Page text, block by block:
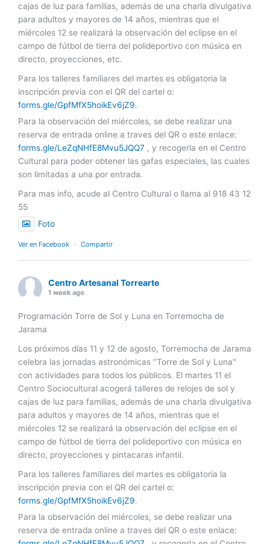
cajas de luz para familias, además de una charla divulgativa
para adultos y mayores de 14 años, mientras que el
miércoles 12 se realizará la observación del eclipse en el
campo de fútbol de tierra del polideportivo con música en
directo, proyecciones, etc.
Para los talleres familiares del martes es obligatoria la
inscripción previa con el QR del cartel o:
forms.gle/GpfMfX5hoikEv6jZ9.
Para la observación del miércoles, se debe realizar una
reserva de entrada online a traves del QR o este enlace:
forms.gle/LeZqNHfE8Mvu5JQQ7 , y recogerla en el Centro
Cultural para poder obtener las gafas especiales, las cuales
son limitadas a una por entrada.
Para mas info, acude al Centro Cultural o llama al 918 43 12
55
Foto
Ver en Facebook · Compartir
Centro Artesanal Torrearte
1 week ago
Programación Torre de Sol y Luna en Torremocha de
Jarama
Los próximos días 11 y 12 de agosto, Torremocha de Jarama
celebra las jornadas astronómicas "Torre de Sol y Luna"
con actividades para todos los públicos. El martes 11 el
Centro Sociocultural acogerá talleres de relojes de sol y
cajas de luz para familias, además de una charla divulgativa
para adultos y mayores de 14 años, mientras que el
miércoles 12 se realizará la observación del eclipse en el
campo de fútbol de tierra del polideportivo con música en
directo, proyecciones y pintacaras infantil.
Para los talleres familiares del martes es obligatoria la
inscripción previa con el QR del cartel o:
forms.gle/GpfMfX5hoikEv6jZ9.
Para la observación del miércoles, se debe realizar una
reserva de entrada online a traves del QR o este enlace: